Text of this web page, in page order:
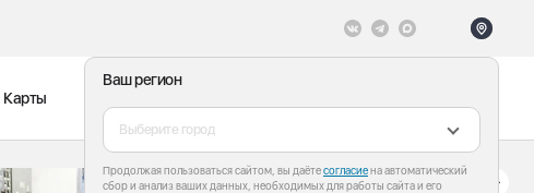
Ваш регион
Выберите город
Продолжая пользоваться сайтом, вы даётесогласиена автоматический
сбор и анализ ваших данных, необходимых для работы сайта и его
Карты